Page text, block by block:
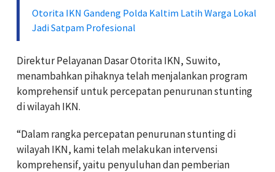
Otorita IKN Gandeng Polda Kaltim Latih Warga Lokal
Jadi Satpam Profesional
Direktur Pelayanan Dasar Otorita IKN, Suwito,
menambahkan pihaknya telah menjalankan program
komprehensif untuk percepatan penurunan stunting
di wilayah IKN.
“Dalam rangka percepatan penurunan stunting di
wilayah IKN, kami telah melakukan intervensi
komprehensif, yaitu penyuluhan dan pemberian